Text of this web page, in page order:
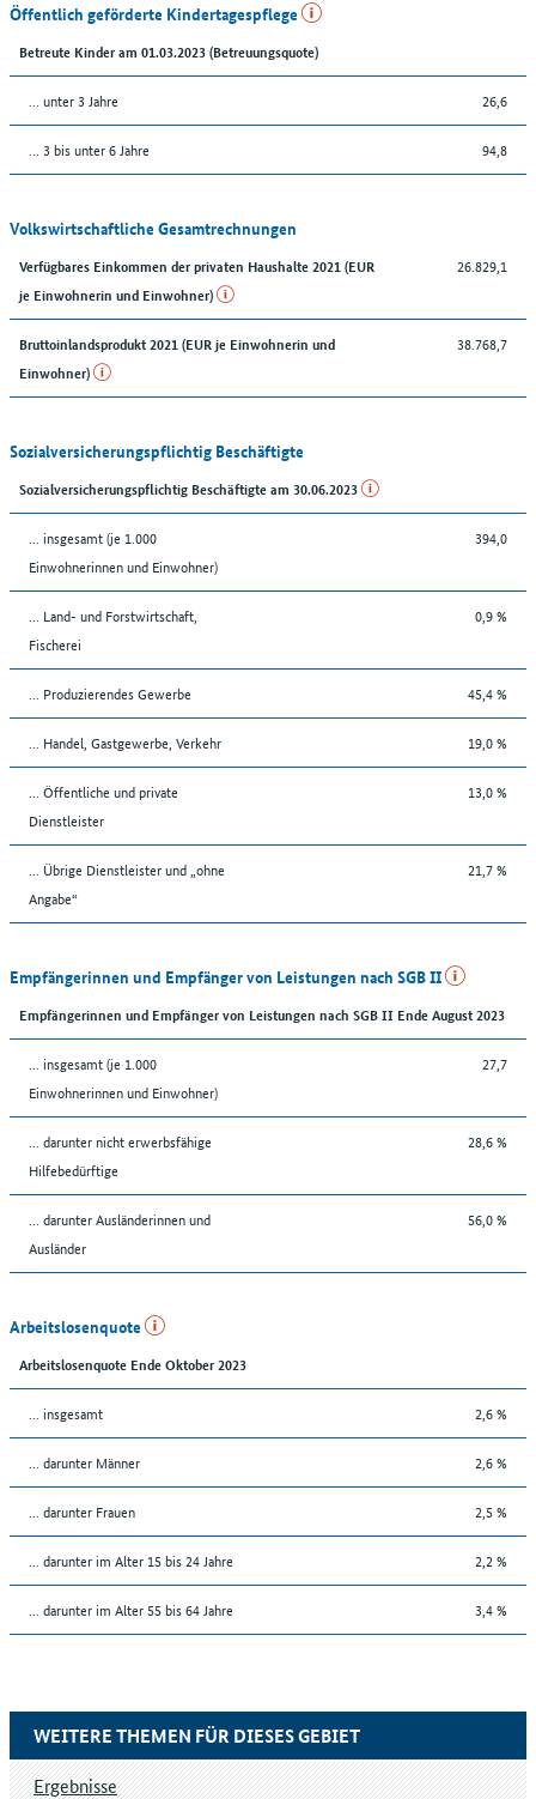
Öffentlich geförderte Kindertagespflege
Betreute Kinder am 01.03.2023 (Betreuungsquote)
… unter 3 Jahre 26,6
… 3 bis unter 6 Jahre 94,8
Volkswirtschaftliche Gesamtrechnungen
Verfügbares Einkommen der privaten Haushalte 2021 (EUR
je Einwohnerin und Einwohner)
26.829,1
Bruttoinlandsprodukt 2021 (EUR je Einwohnerin und
Einwohner)
38.768,7
Sozialversicherungspflichtig Beschäftigte
Sozialversicherungspflichtig Beschäftigte am 30.06.2023
... insgesamt (je 1.000
Einwohnerinnen und Einwohner)
394,0
... Land- und Forstwirtschaft,
Fischerei
0,9 %
... Produzierendes Gewerbe 45,4 %
... Handel, Gastgewerbe, Verkehr 19,0 %
... Öffentliche und private
Dienstleister
13,0 %
... Übrige Dienstleister und „ohne
Angabe“
21,7 %
Empfängerinnen und Empfänger von Leistungen nach SGB II
Empfängerinnen und Empfänger von Leistungen nach SGB II Ende August 2023
... insgesamt (je 1.000
Einwohnerinnen und Einwohner)
27,7
... darunter nicht erwerbsfähige
Hilfebedürftige
28,6 %
... darunter Ausländerinnen und
Ausländer
56,0 %
Arbeitslosenquote
Arbeitslosenquote Ende Oktober 2023
... insgesamt 2,6 %
... darunter Männer 2,6 %
... darunter Frauen 2,5 %
... darunter im Alter 15 bis 24 Jahre 2,2 %
... darunter im Alter 55 bis 64 Jahre 3,4 %
WEITERE THEMEN FÜR DIESES GEBIET
Ergebnisse